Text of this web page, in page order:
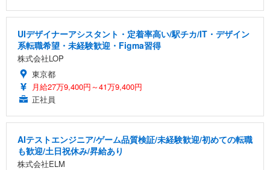
UIデザイナーアシスタント・定着率高い/駅チカ/IT・デザイン
系転職希望・未経験歓迎・Figma習得
株式会社LOP
東京都
月給27万9,400円～41万9,400円
正社員
AIテストエンジニア/ゲーム品質検証/未経験歓迎/初めての転職
も歓迎/土日祝休み/昇給あり
株式会社ELM